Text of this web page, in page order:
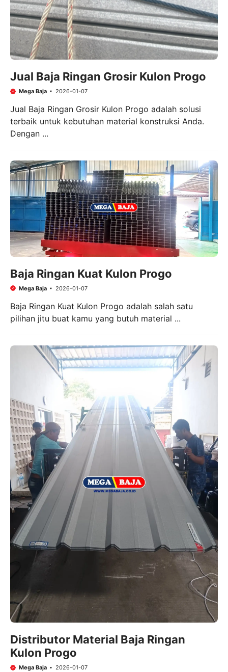
Jual Baja Ringan Grosir Kulon Progo
Mega Baja 2026-01-07
Jual Baja Ringan Grosir Kulon Progo adalah solusi
terbaik untuk kebutuhan material konstruksi Anda.
Dengan ...
Baja Ringan Kuat Kulon Progo
Mega Baja 2026-01-07
Baja Ringan Kuat Kulon Progo adalah salah satu
pilihan jitu buat kamu yang butuh material ...
Distributor Material Baja Ringan
Kulon Progo
Mega Baja 2026-01-07